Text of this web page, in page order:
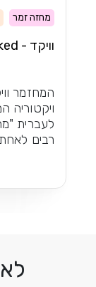
מחזה זמר
וויקד - Wicked
המחזמר
ויקטוריה
לעברית
רבים